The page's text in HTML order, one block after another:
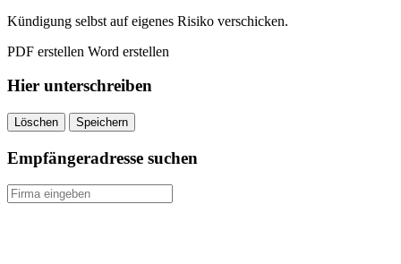
Kündigung selbst auf eigenes Risiko verschicken.
PDF erstellen Word erstellen
Hier unterschreiben
Löschen Speichern
Empfängeradresse suchen